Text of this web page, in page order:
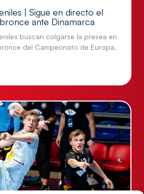
| Sigue en directo el
ante Dinamarca
buscan colgarse la presea en
del Campeonato de Europa,